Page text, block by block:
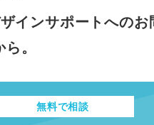
インサポートへのお
。
無料で相談